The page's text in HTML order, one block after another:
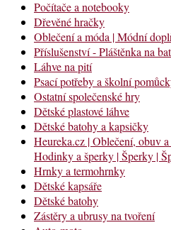
Počítače a notebooky
Dřevěné hračky
Oblečení a móda | Módní
Příslušenství - Pláštěnka na
Láhve na pití
Psací potřeby a školní
Ostatní společenské hry
Dětské plastové láhve
Dětské batohy a kapsičky
Heureka.cz | Oblečení, obuv
Hodinky a šperky | Šperky |
Hrnky a termohrnky
Dětské kapsáře
Dětské batohy
Zástěry a ubrusy na tvoření